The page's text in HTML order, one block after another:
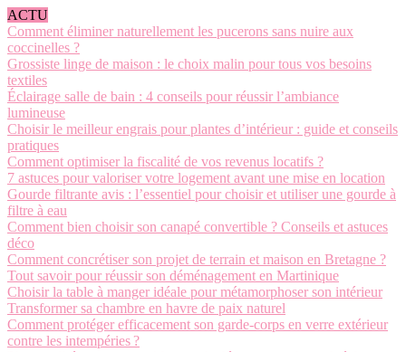
ACTU
Comment éliminer naturellement les pucerons sans nuire aux
coccinelles ?
Grossiste linge de maison : le choix malin pour tous vos besoins
textiles
Éclairage salle de bain : 4 conseils pour réussir l’ambiance
lumineuse
Choisir le meilleur engrais pour plantes d’intérieur : guide et conseils
pratiques
Comment optimiser la fiscalité de vos revenus locatifs ?
7 astuces pour valoriser votre logement avant une mise en location
Gourde filtrante avis : l’essentiel pour choisir et utiliser une gourde à
filtre à eau
Comment bien choisir son canapé convertible ? Conseils et astuces
déco
Comment concrétiser son projet de terrain et maison en Bretagne ?
Tout savoir pour réussir son déménagement en Martinique
Choisir la table à manger idéale pour métamorphoser son intérieur
Transformer sa chambre en havre de paix naturel
Comment protéger efficacement son garde-corps en verre extérieur
contre les intempéries ?